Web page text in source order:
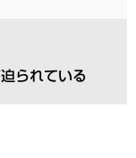
られている